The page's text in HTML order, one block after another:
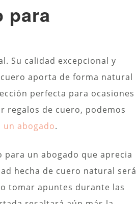
para
Su calidad excepcional y
aporta de forma natural
perfecta para ocasiones
regalos de cuero, podemos
un abogado.
un abogado que aprecia
hecha de cuero natural será
tomar apuntes durante las